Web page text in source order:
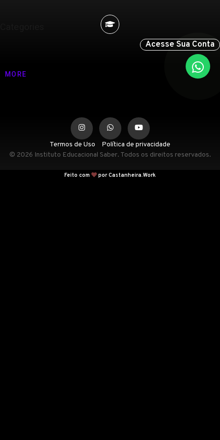
Acesse Sua Conta
MORE
Termos de Uso
Política de privacidade
© 2026 Instituto Educacional Saber. Todos os direitos reservados.
Feito com por Castanheira.Work